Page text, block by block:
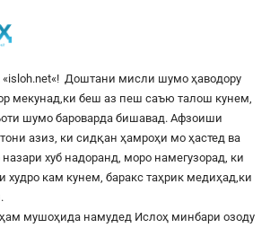
isloh.net«! Доштани мисли шумо ҳаводору
мекунад,ки беш аз пеш саъю талош кунем,
шумо бароварда бишавад. Афзоиши
азиз, ки сидқан ҳамроҳи мо ҳастед ва
хуб надоранд, моро намегузорад, ки
худро кам кунем, баракс таҳрик медиҳад,ки
мушоҳида намудед Ислоҳ минбари озоду